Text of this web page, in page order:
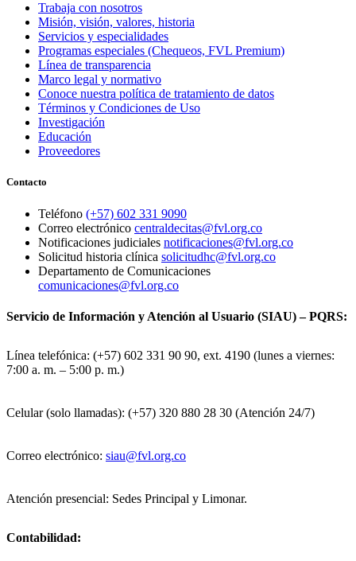
Trabaja con nosotros
Misión, visión, valores, historia
Servicios y especialidades
Programas especiales (Chequeos, FVL Premium)
Línea de transparencia
Marco legal y normativo
Conoce nuestra política de tratamiento de datos
Términos y Condiciones de Uso
Investigación
Educación
Proveedores
Contacto
Teléfono (+57) 602 331 9090
Correo electrónico centraldecitas@fvl.org.co
Notificaciones judiciales notificaciones@fvl.org.co
Solicitud historia clínica solicitudhc@fvl.org.co
Departamento de Comunicaciones
comunicaciones@fvl.org.co
Servicio de Información y Atención al Usuario (SIAU) – PQRS:
Línea telefónica: (+57) 602 331 90 90, ext. 4190 (lunes a viernes:
7:00 a. m. – 5:00 p. m.)
Celular (solo llamadas): (+57) 320 880 28 30 (Atención 24/7)
Correo electrónico: siau@fvl.org.co
Atención presencial: Sedes Principal y Limonar.
Contabilidad: